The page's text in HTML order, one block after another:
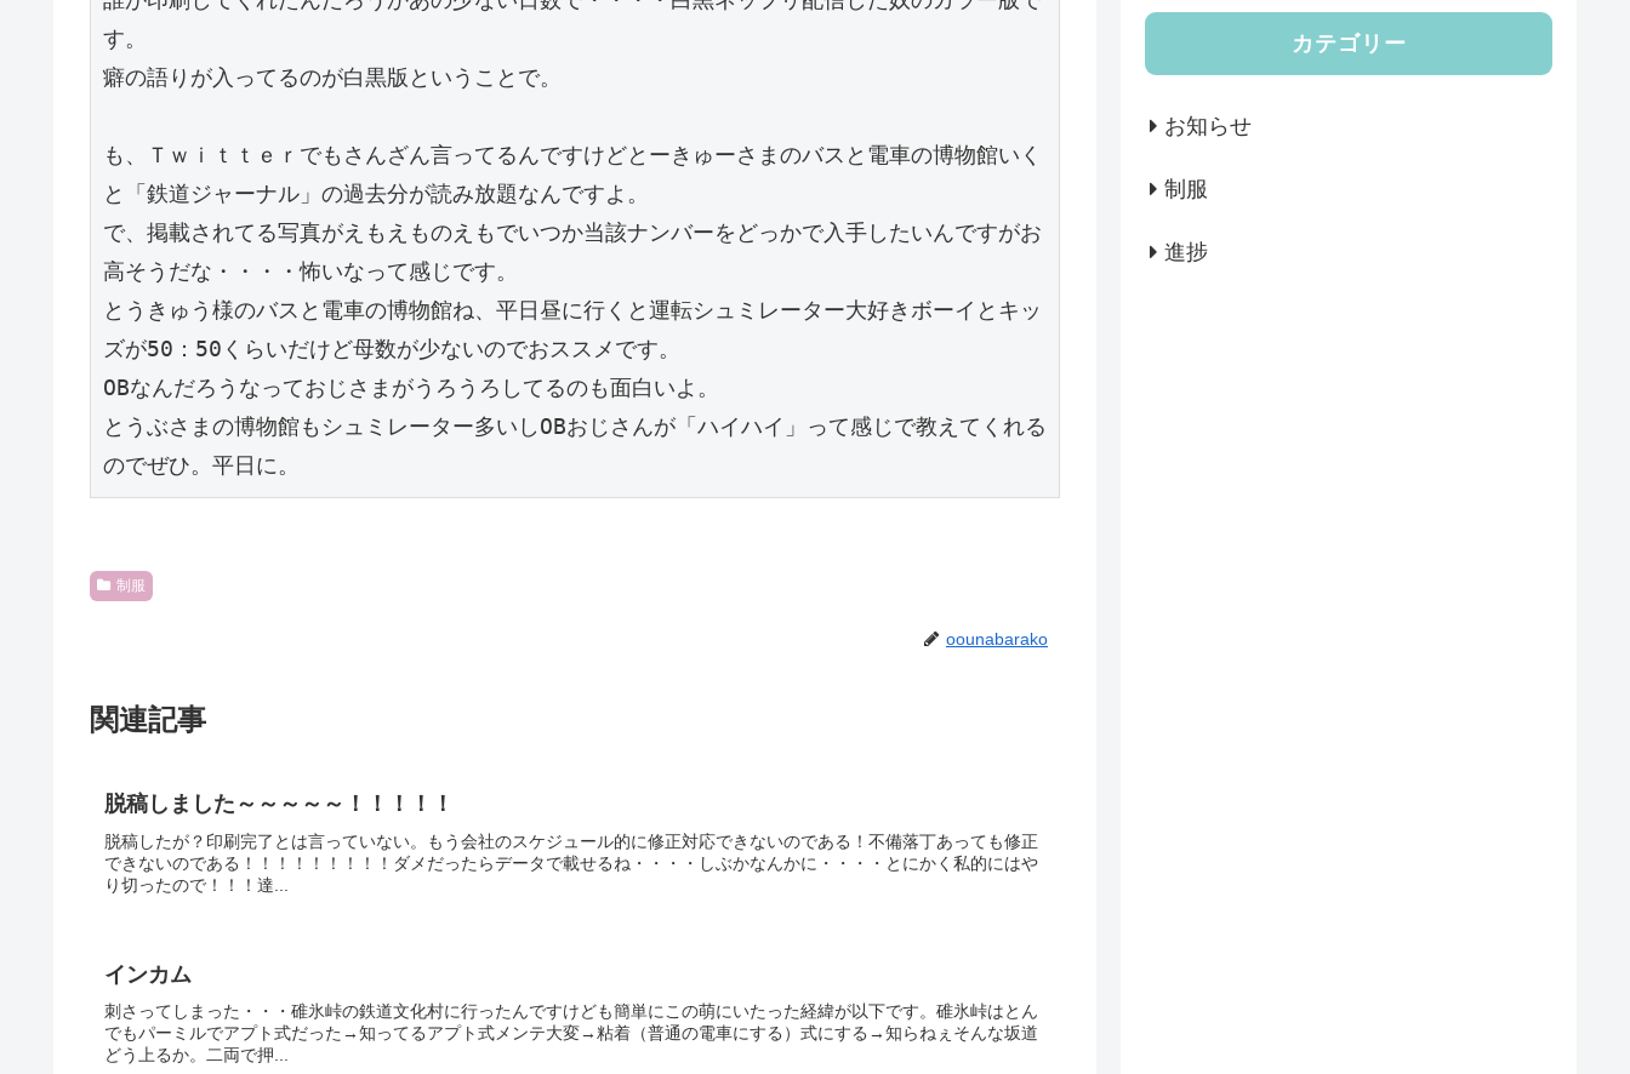
す。
癖の語りが入ってるのが白黒版ということで。
も、Ｔｗｉｔｔｅｒでもさんざん言ってるんですけどとーきゅーさまのバスと電車の博物館いく
と「鉄道ジャーナル」の過去分が読み放題なんですよ。
で、掲載されてる写真がえもえものえもでいつか当該ナンバーをどっかで入手したいんですがお
高そうだな・・・・怖いなって感じです。
とうきゅう様のバスと電車の博物館ね、平日昼に行くと運転シュミレーター大好きボーイとキッ
ズが50：50くらいだけど母数が少ないのでおススメです。
OBなんだろうなっておじさまがうろうろしてるのも面白いよ。
とうぶさまの博物館もシュミレーター多いしOBおじさんが「ハイハイ」って感じで教えてくれる
のでぜひ。平日に。
制服
oounabarako
関連記事
脱稿しました～～～～～！！！！！
脱稿したが？印刷完了とは言っていない。もう会社のスケジュール的に修正対応できないのである！不備落丁あっても修正
できないのである！！！！！！！！！ダメだったらデータで載せるね・・・・しぶかなんかに・・・・とにかく私的にはや
り切ったので！！！達...
インカム
刺さってしまった・・・碓氷峠の鉄道文化村に行ったんですけども簡単にこの萌にいたった経緯が以下です。碓氷峠はとん
でもパーミルでアプト式だった→知ってるアプト式メンテ大変→粘着（普通の電車にする）式にする→知らねぇそんな坂道
どう上るか。二両で押...
カテゴリー
お知らせ
制服
進捗